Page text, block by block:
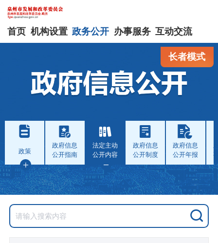
首页 机构设置 政务公开 办事服务 互动交流
长者模式
政策
政府信息
公开指南
法定主动
公开内容
政府信息
公开制度
政府信息
公开年报